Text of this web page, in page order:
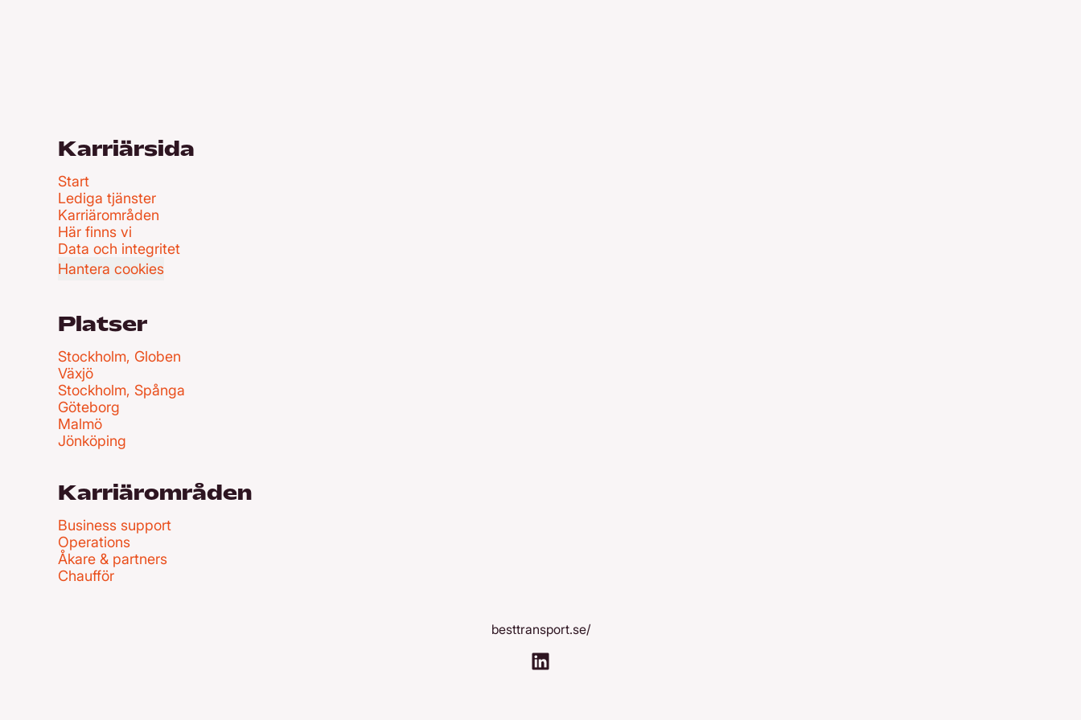
Karriärsida
Start
Lediga tjänster
Karriärområden
Här finns vi
Data och integritet
Hantera cookies
Platser
Stockholm, Globen
Växjö
Stockholm, Spånga
Göteborg
Malmö
Jönköping
Karriärområden
Business support
Operations
Åkare & partners
Chaufför
besttransport.se/